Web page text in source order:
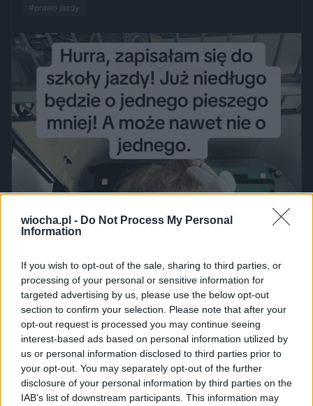
wiocha.pl - Do Not Process My Personal
Information
If you wish to opt-out of the sale, sharing to third parties, or
processing of your personal or sensitive information for
targeted advertising by us, please use the below opt-out
section to confirm your selection. Please note that after your
opt-out request is processed you may continue seeing
interest-based ads based on personal information utilized by
us or personal information disclosed to third parties prior to
your opt-out. You may separately opt-out of the further
disclosure of your personal information by third parties on the
IAB’s list of downstream participants. This information may
#prawo jazdy